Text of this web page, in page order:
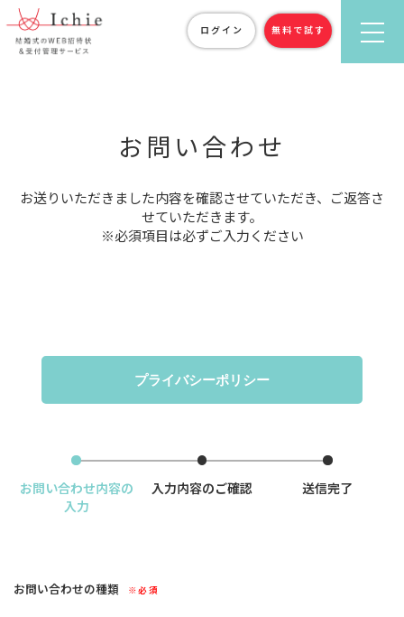
ログイン 無料で試す
お問い合わせ
お送りいただきました内容を確認させていただき、ご返答さ
せていただきます。
※必須項目は必ずご入力ください
プライバシーポリシー
お問い合わせ内容の
入力
入力内容のご確認 送信完了
お問い合わせの種類 ※必須